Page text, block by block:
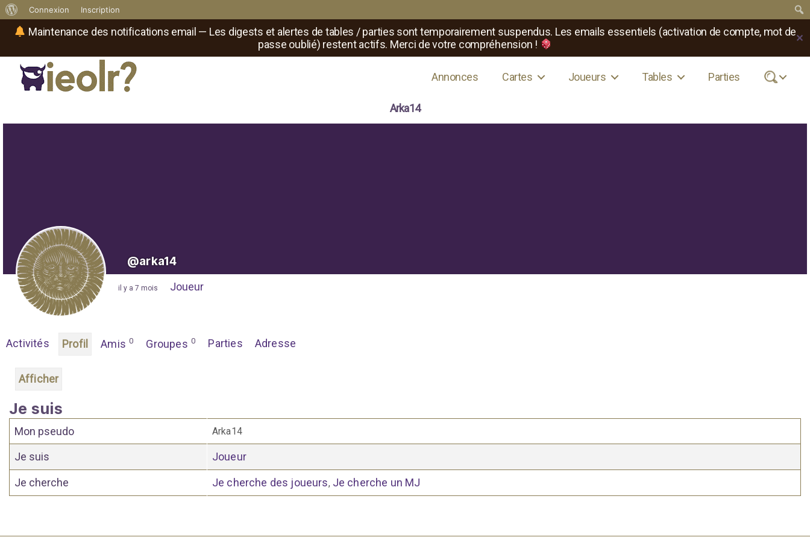
Maintenance des notifications email — Les digests et alertes de tables / parties sont temporairement suspendus. Les emails essentiels (activation de compte, mot de
passe oublié) restent actifs. Merci de votre compréhension !
✕
propos
WordPress
Connexion Inscription
où
Annonces Cartes Joueurs Tables Parties .
Arka14
@arka14
il y a 7 mois Joueur
Activités Profil Amis 0 Groupes 0 Parties Adresse
Afficher
Je suis
Mon pseudo Arka14
Je suis Joueur
Je cherche Je cherche des joueurs, Je cherche un MJ